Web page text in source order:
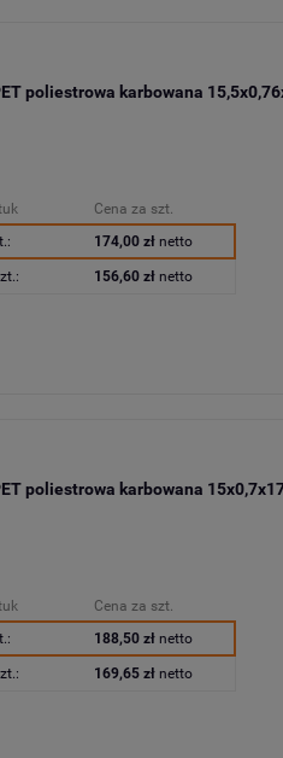
poliestrowa karbowana
Cena za szt.
174,00 zł netto
156,60 zł netto
poliestrowa karbowana
Cena za szt.
188,50 zł netto
169,65 zł netto